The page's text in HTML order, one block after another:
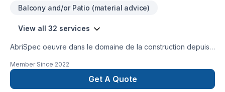
Balcony and/or Patio (material advice)
View all 32 services
AbriSpec oeuvre dans le domaine de la construction depuis
sommes les spécialistes:Décontamination de moisissures et
d'amianteDémolition / Reconstruction (utilisation de matériaux
à l'épreuve des moisissures).Rénovation de tout
Member Since 2022
Get A Quote